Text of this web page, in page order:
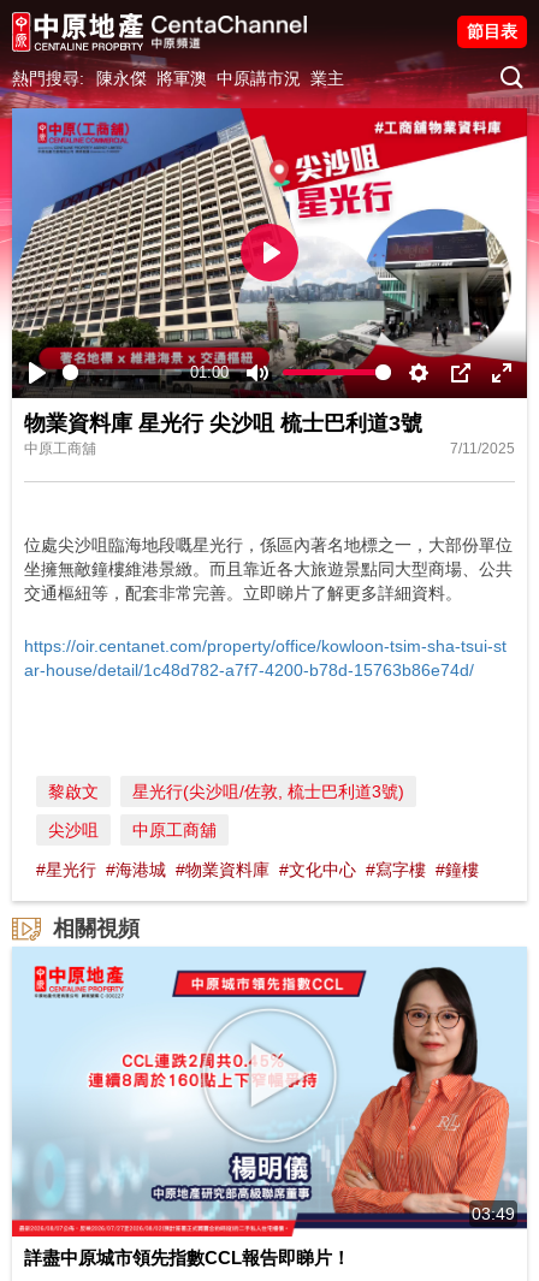
熱門搜尋: 陳永傑 將軍澳 中原講市況 業主
節目表
Play
01:00
Mute Settings
PIP
Play
物業資料庫 星光行 尖沙咀 梳士巴利道3號
中原工商舖 7/11/2025
位處尖沙咀臨海地段嘅星光行，係區內著名地標之一，大部份單位
坐擁無敵鐘樓維港景緻。而且靠近各大旅遊景點同大型商場、公共
交通樞紐等，配套非常完善。立即睇片了解更多詳細資料。
https://oir.centanet.com/property/office/kowloon-tsim-sha-tsui-st
ar-house/detail/1c48d782-a7f7-4200-b78d-15763b86e74d/
黎啟文
星光行(尖沙咀/佐敦, 梳士巴利道3號)
尖沙咀
中原工商舖
#星光行 #海港城 #物業資料庫 #文化中心 #寫字樓 #鐘樓
相關視頻
03:49
詳盡中原城市領先指數CCL報告即睇片！